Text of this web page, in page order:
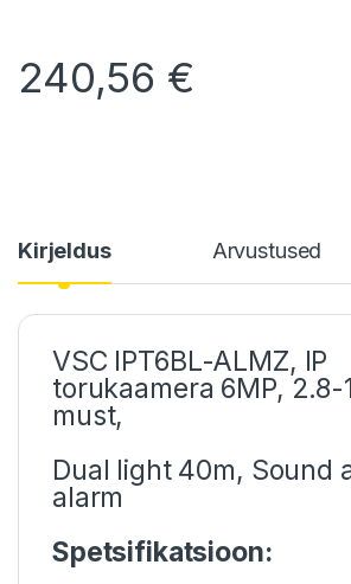
240,56 €
Kirjeldus Arvustused
VSC IPT6BL-ALMZ, IP
torukaamera 6MP, 2.8-
must,
Dual light 40m, Sound
alarm
Spetsifikatsioon: